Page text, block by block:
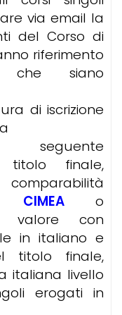
via email la
del Corso di
riferimento
che siano
di iscrizione
seguente
titolo finale,
CIMEA
o
valore con
in italiano e
titolo finale,
italiana livello
erogati in